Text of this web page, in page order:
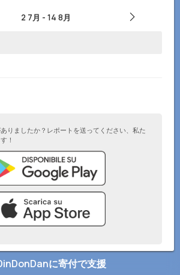
2 7月 - 14 8月
りましたか？レポートを送ってください、私た
！
–プライバシーポリシー–ウェブサイトに追加
に寄付で支援